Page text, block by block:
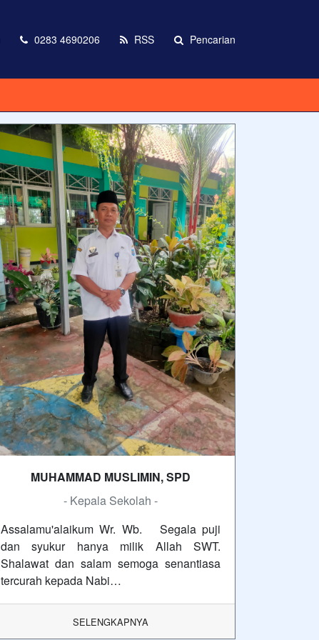
0283 4690206 RSS Pencarian
MUHAMMAD MUSLIMIN, SPD
- Kepala Sekolah -
Assalamu'alaikum Wr. Wb. Segala puji
dan syukur hanya milik Allah SWT.
Shalawat dan salam semoga senantiasa
tercurah kepada Nabi…
SELENGKAPNYA